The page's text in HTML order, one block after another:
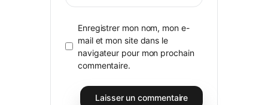
Enregistrer mon nom, mon e-
mail et mon site dans le
navigateur pour mon prochain
commentaire.